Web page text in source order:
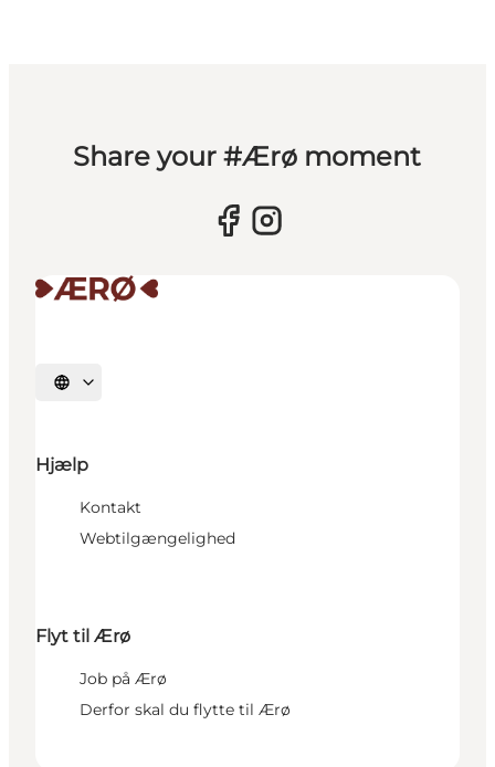
Share your #Ærø moment
Vælg sprog
Hjælp
Kontakt
Webtilgængelighed
Flyt til Ærø
Job på Ærø
Derfor skal du flytte til Ærø